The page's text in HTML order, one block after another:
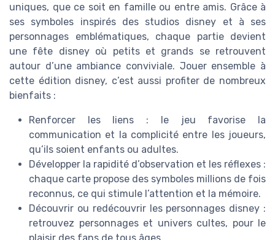
uniques, que ce soit en famille ou entre amis. Grâce à
ses symboles inspirés des studios disney et à ses
personnages emblématiques, chaque partie devient
une fête disney où petits et grands se retrouvent
autour d’une ambiance conviviale. Jouer ensemble à
cette édition disney, c’est aussi profiter de nombreux
bienfaits :
Renforcer les liens : le jeu favorise la
communication et la complicité entre les joueurs,
qu’ils soient enfants ou adultes.
Développer la rapidité d’observation et les réflexes :
chaque carte propose des symboles millions de fois
reconnus, ce qui stimule l’attention et la mémoire.
Découvrir ou redécouvrir les personnages disney :
retrouvez personnages et univers cultes, pour le